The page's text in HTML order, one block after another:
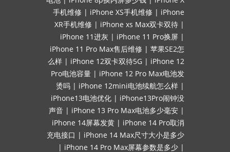
手机维修 | iPhone XS手机维修 | iPhone
XR手机维修 | iPhone xs Max双卡双待 |
iPhone 11进灰 | iPhone 11 Pro换屏 |
iPhone 11 Pro Max售后维修 | 苹果SE2怎
么样 | iPhone 12双卡双待5G | iPhone 12
Pro电池容量 | iPhone 12 Pro Max电池发
烫吗 | iPhone 12mini电池续航怎么样 |
iPhone13电池优化 | iPhone13Pro闹钟没
声音 | iPhone 13 Pro Max电池多少毫安 |
iPhone 14屏幕发黄 | iPhone 14 Pro取消
充电接口 | iPhone 14 Max尺寸大小是多少
| iPhone 14 Pro Max屏幕参数是多少 |